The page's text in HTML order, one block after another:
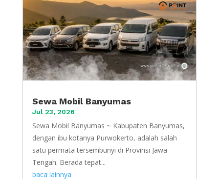
Sewa Mobil Banyumas
Jul 23, 2026
Sewa Mobil Banyumas ~ Kabupaten Banyumas,
dengan ibu kotanya Purwokerto, adalah salah
satu permata tersembunyi di Provinsi Jawa
Tengah. Berada tepat...
baca lainnya